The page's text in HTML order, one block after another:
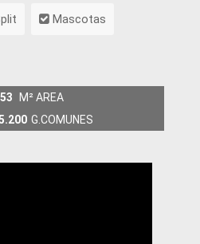
Mascotas
53
M² AREA
G.COMUNES